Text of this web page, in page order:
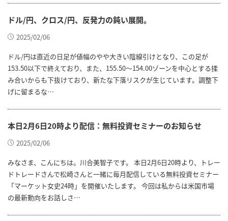
ドル/円、クロス/円、反発力の鈍い展開。
2025/02/06
ドル/円は直近の日足が値幅のやや大きい陰線引けとなり、この足が
153.50以下で終えており、また、155.50～154.00ゾーンを中心とする揉
み合いからも下抜けており、新たな下落リスクが生じています。調整下
げに留まるな…
本日2月6日20時より配信：無料投資セミナーのお知らせ
2025/02/06
みなさま、こんにちは。川合美智子です。 本日2月6日20時より、トレー
ドトレードさんで松崎さんと一緒に毎月配信している無料投資セミナー
「マーケット女史24時」を開催いたします。 今回は私からは米国市場
の最新動向をお話しさ…